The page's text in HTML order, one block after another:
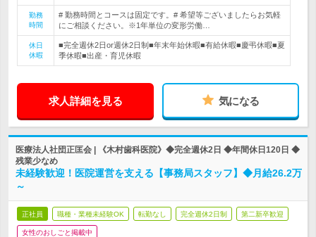
勤務
時間
# 勤務時間とコースは固定です。# 希望等ございましたらお気軽
にご相談ください。※1年単位の変形労働…
休日
休暇
■完全週休2日or週休2日制■年末年始休暇■有給休暇■慶弔休暇■夏
季休暇■出産・育児休暇
求人詳細を見る 気になる
医療法人社団正匡会 | 《木村歯科医院》◆完全週休2日 ◆年間休日120日 ◆
残業少なめ
未経験歓迎！医院運営を支える【事務局スタッフ】◆月給26.2万
～
正社員 職種・業種未経験OK 転勤なし 完全週休2日制 第二新卒歓迎
女性のおしごと掲載中